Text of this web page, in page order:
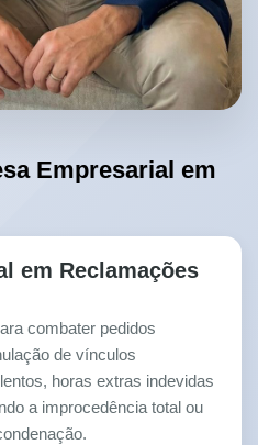
Empresarial em
em Reclamações
combater pedidos
de vínculos
horas extras indevidas
a improcedência total ou